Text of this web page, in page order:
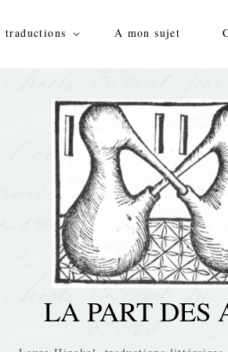
traductions A mon sujet
LA PART DES